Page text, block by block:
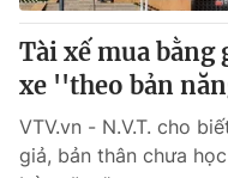
Chuyên mục khác
Emagazine
Photo
Tài xế mua bằng
xe ''theo bản
VTV.vn - N.V.T. cho
giả, bản thân chưa